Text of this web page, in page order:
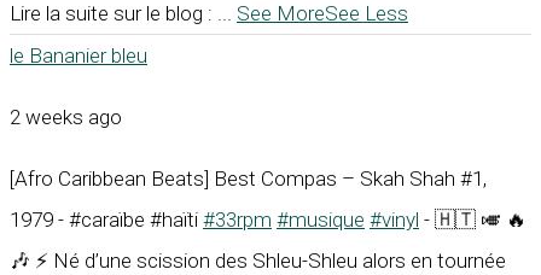
Lire la suite sur le blog : ... See MoreSee Less
le Bananier bleu
2 weeks ago
[Afro Caribbean Beats] Best Compas – Skah Shah #1,
1979 - #caraïbe #haïti #33rpm #musique #vinyl - 🇭🇹 🎺 🔥
🎶 ⚡ Né d’une scission des Shleu-Shleu alors en tournée